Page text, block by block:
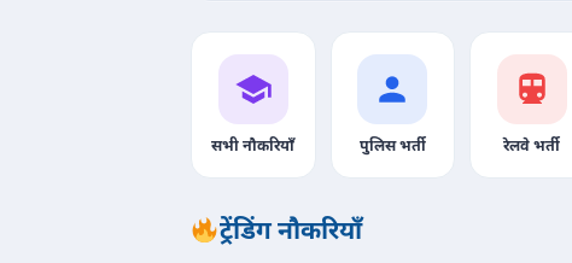
सभी नौकरियाँ पुलिस भर्ती रेलवे भर्ती
ट्रेंडिंग नौकरियाँ